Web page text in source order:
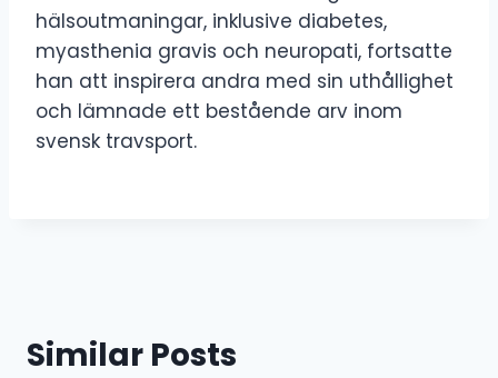
hälsoutmaningar, inklusive diabetes,
myasthenia gravis och neuropati, fortsatte
han att inspirera andra med sin uthållighet
och lämnade ett bestående arv inom
svensk travsport.
Similar Posts